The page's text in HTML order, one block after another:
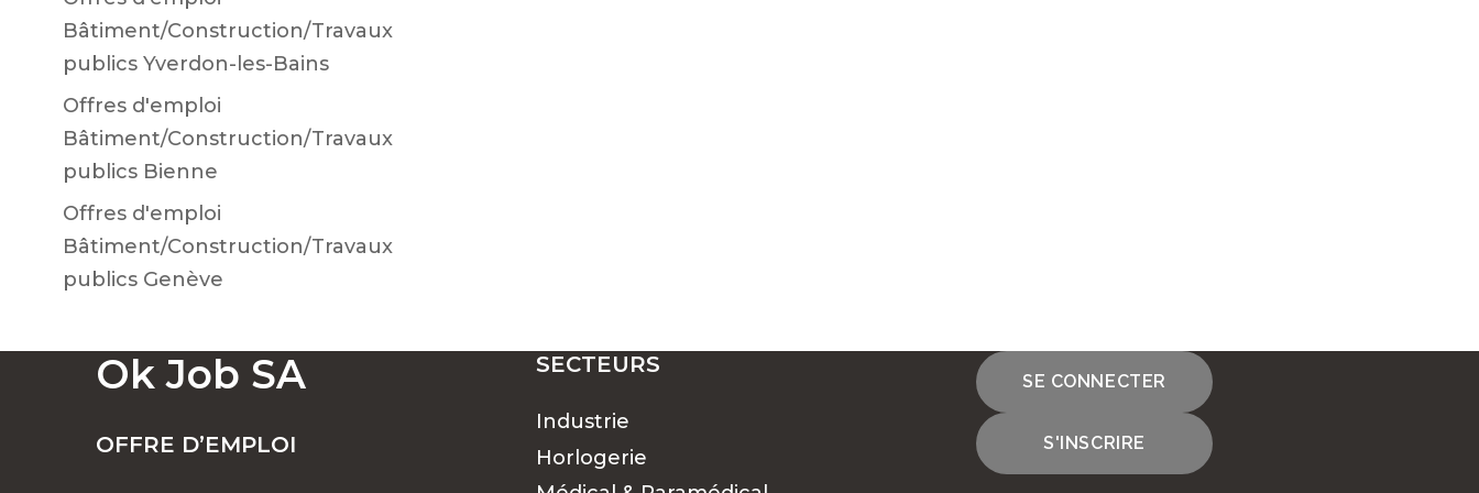
Bâtiment/Construction/Travaux
publics Yverdon-les-Bains
Offres d'emploi
Bâtiment/Construction/Travaux
publics Bienne
Offres d'emploi
Bâtiment/Construction/Travaux
publics Genève
Ok Job SA
OFFRE D’EMPLOI
SECTEURS
Industrie
Horlogerie
SE CONNECTER
S'INSCRIRE